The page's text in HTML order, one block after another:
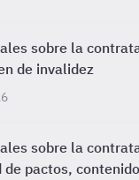
sobre la
de invalidez
sobre la
pactos,